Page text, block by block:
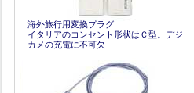
海外旅行用変換プラグ
イタリアのコンセント形状はＣ型。デジ
カメの充電に不可欠